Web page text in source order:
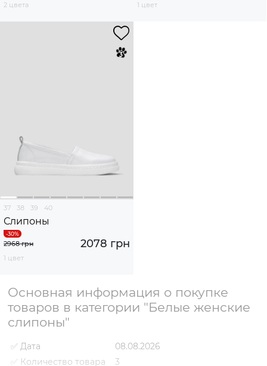
2 цвета
1 цвет
37 38 39 40
Слипоны
2078 грн
2968 грн
1 цвет
Основная информация о покупке
товаров в категории "Белые женские
слипоны"
✅ Дата
08.08.2026
✅ Количество товара
3